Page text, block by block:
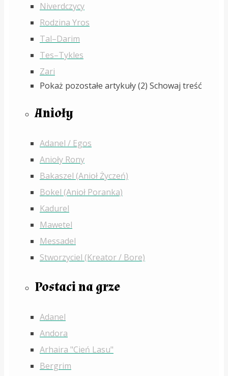
Niverdczycy
Rodzina Yros
Tal–Darim
Tes–Tykles
Zari
Pokaż pozostałe artykuły (2) Schowaj treść
Anioły
Adanel / Egos
Anioły Rony
Bakaszel (Anioł Życzeń)
Bokel (Anioł Poranka)
Kadurel
Mawetel
Messadel
Stworzyciel (Kreator / Bore)
Postaci na grze
Adanel
Andora
Arhaira "Cień Lasu"
Bergrim